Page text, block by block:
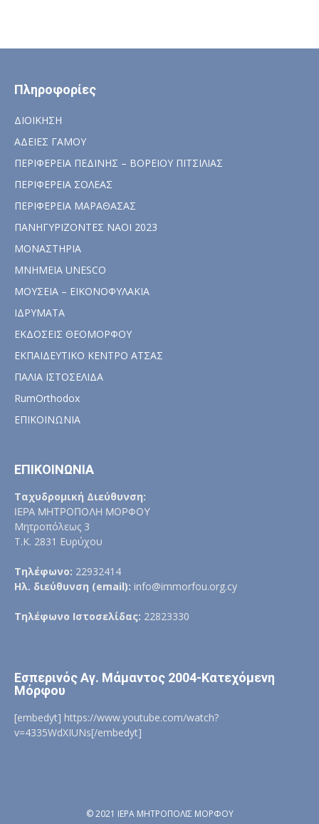
Πληροφορίες
ΔΙΟΙΚΗΣΗ
ΑΔΕΙΕΣ ΓΑΜΟΥ
ΠΕΡΙΦΕΡΕΙΑ ΠΕΔΙΝΗΣ – ΒΟΡΕΙΟΥ ΠΙΤΣΙΛΙΑΣ
ΠΕΡΙΦΕΡΕΙΑ ΣΟΛΕΑΣ
ΠΕΡΙΦΕΡΕΙΑ ΜΑΡΑΘΑΣΑΣ
ΠΑΝΗΓΥΡΙΖΟΝΤΕΣ ΝΑΟΙ 2023
ΜΟΝΑΣΤΗΡΙΑ
ΜΝΗΜΕΙΑ UNESCO
ΜΟΥΣΕΙΑ – ΕΙΚΟΝΟΦΥΛΑΚΙΑ
ΙΔΡΥΜΑΤΑ
ΕΚΔΟΣΕΙΣ ΘΕΟΜΟΡΦΟΥ
ΕΚΠΑΙΔΕΥΤΙΚΟ ΚΕΝΤΡΟ ΑΤΣΑΣ
ΠΑΛΙΑ ΙΣΤΟΣΕΛΙΔΑ
RumOrthodox
ΕΠΙΚΟΙΝΩΝΙΑ
ΕΠΙΚΟΙΝΩΝΙΑ
Ταχυδρομική Διεύθυνση:
ΙΕΡΑ ΜΗΤΡΟΠΟΛΗ ΜΟΡΦΟΥ
Μητροπόλεως 3
Τ.Κ. 2831 Ευρύχου
Τηλέφωνο: 22932414
Ηλ. διεύθυνση (email): info@immorfou.org.cy
Τηλέφωνο Ιστοσελίδας: 22823330
Εσπερινός Αγ. Μάμαντος 2004-Κατεχόμενη
Μόρφου
[embedyt] https://www.youtube.com/watch?
v=4335WdXIUNs[/embedyt]
© 2021 ΙΕΡΑ ΜΗΤΡΟΠΟΛΙΣ ΜΟΡΦΟΥ